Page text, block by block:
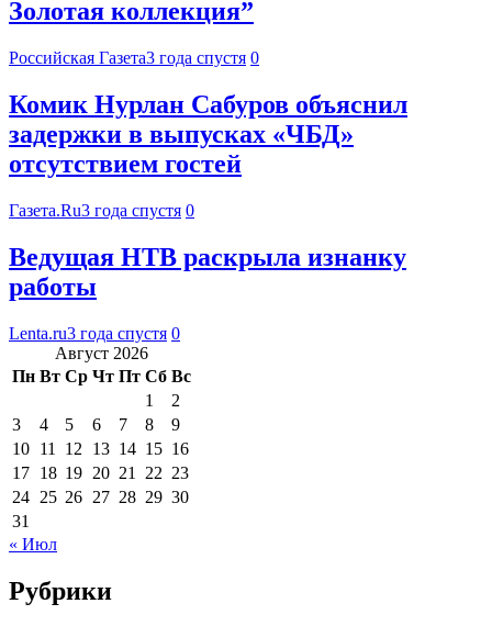
Золотая коллекция”
Российская Газета3 года спустя 0
Комик Нурлан Сабуров объяснил
задержки в выпусках «ЧБД»
отсутствием гостей
Газета.Ru3 года спустя 0
Ведущая НТВ раскрыла изнанку
работы
Lenta.ru3 года спустя 0
Август 2026
Пн Вт Ср Чт Пт Сб Вс
1
2
3
4 5 6 7 8
9
10 11 12 13 14 15 16
17 18 19 20 21 22 23
24 25 26 27 28 29 30
31
« Июл
Рубрики